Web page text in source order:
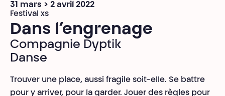
31 mars > 2 avril 2022
Festival xs
Dans l’engrenage
Compagnie Dyptik
Danse
Trouver une place, aussi fragile soit-elle. Se battre
pour y arriver, pour la garder. Jouer des règles pour